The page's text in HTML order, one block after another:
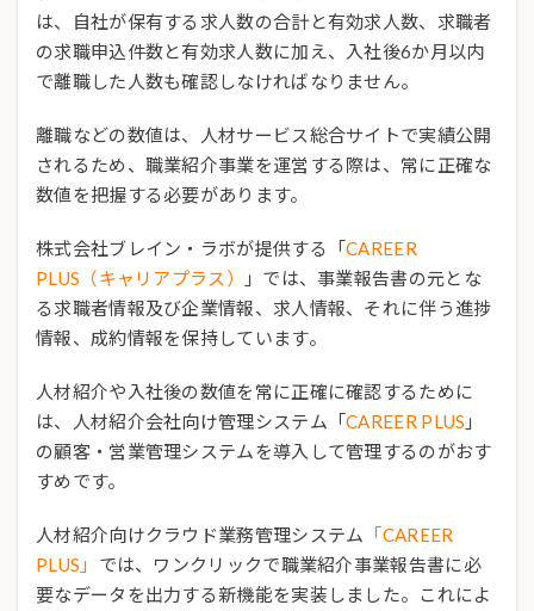
は、自社が保有する求人数の合計と有効求人数、求職者
の求職申込件数と有効求人数に加え、入社後6か月以内
で離職した人数も確認しなければなりません。
離職などの数値は、人材サービス総合サイトで実績公開
されるため、職業紹介事業を運営する際は、常に正確な
数値を把握する必要があります。
株式会社ブレイン・ラボが提供する「CAREER
PLUS（キャリアプラス）
」では、事業報告書の元とな
る求職者情報及び企業情報、求人情報、それに伴う進捗
情報、成約情報を保持しています。
人材紹介や入社後の数値を常に正確に確認するために
は、人材紹介会社向け管理システム「CAREER PLUS 」
の顧客・営業管理システムを導入して管理するのがおす
すめです。
人材紹介向けクラウド業務管理システム 「CAREER
PLUS」 では、ワンクリックで職業紹介事業報告書に必
要なデータを出力する新機能を実装しました。これによ